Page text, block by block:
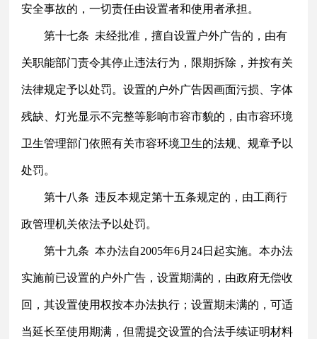
安全事故的，一切责任由设置者和使用者承担。
第十七条 未经批准，擅自设置户外广告的，由有
关职能部门责令其停止违法行为，限期拆除，并按有关
法律规定予以处罚。设置的户外广告因画面污损、字体
残缺、灯光显示不完整等影响市容市貌的，由市容环境
卫生管理部门依照有关市容环境卫生的法规、规章予以
处罚。
第十八条 违反本规定第十五条规定的，由工商行
政管理机关依法予以处罚。
第十九条 本办法自2005年6月24日起实施。本办法
实施前已设置的户外广告，设置期满的，由政府无偿收
回，其设置使用权按本办法执行；设置期未满的，可适
当延长至使用期满，但需提交设置的合法手续证明材料